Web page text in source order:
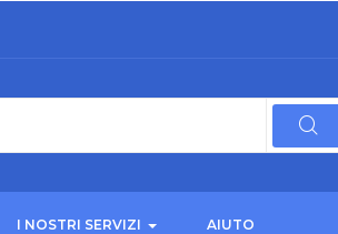
I NOSTRI SERVIZI AIUTO